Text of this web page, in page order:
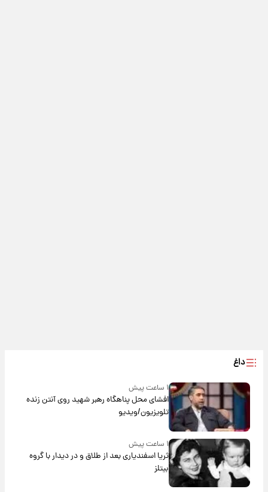
داغ
۱ ساعت پیش
افشای محل پناهگاه‌ رهبر شهید روی آنتن زنده
تلویزیون/ویدیو
۱ ساعت پیش
ثریا اسفندیاری بعد از طلاق و در دیدار با گروه
بیتلز